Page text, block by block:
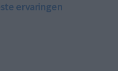
ervaringen